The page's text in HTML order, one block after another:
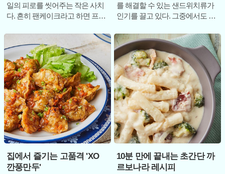
일의 피로를 씻어주는 작은 사치
다. 흔히 팬케이크라고 하면 프라
떠올리지만,
를 해결할 수 있는 샌드위치류가
인기를 끌고 있다. 그중에서도 얇
가슴살과 신선
집에서 즐기는 고품격 'XO
깐풍만두'
10분 만에 끝내는 초간단 까
르보나라 레시피